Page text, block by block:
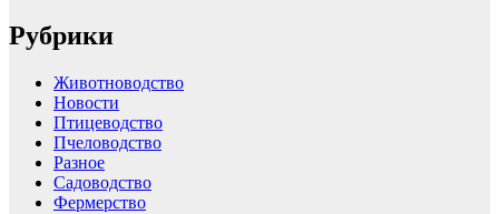
Рубрики
Животноводство
Новости
Птицеводство
Пчеловодство
Разное
Садоводство
Фермерство